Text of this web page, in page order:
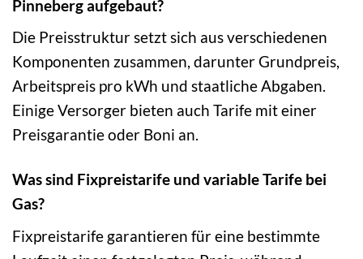
Pinneberg aufgebaut?
Die Preisstruktur setzt sich aus verschiedenen
Komponenten zusammen, darunter Grundpreis,
Arbeitspreis pro kWh und staatliche Abgaben.
Einige Versorger bieten auch Tarife mit einer
Preisgarantie oder Boni an.
Was sind Fixpreistarife und variable Tarife bei
Gas?
Fixpreistarife garantieren für eine bestimmte